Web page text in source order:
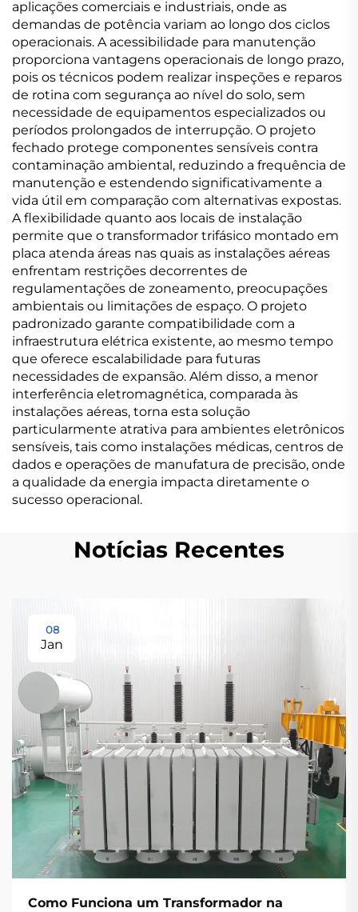
aplicações comerciais e industriais, onde as
demandas de potência variam ao longo dos ciclos
operacionais. A acessibilidade para manutenção
proporciona vantagens operacionais de longo prazo,
pois os técnicos podem realizar inspeções e reparos
de rotina com segurança ao nível do solo, sem
necessidade de equipamentos especializados ou
períodos prolongados de interrupção. O projeto
fechado protege componentes sensíveis contra
contaminação ambiental, reduzindo a frequência de
manutenção e estendendo significativamente a
vida útil em comparação com alternativas expostas.
A flexibilidade quanto aos locais de instalação
permite que o transformador trifásico montado em
placa atenda áreas nas quais as instalações aéreas
enfrentam restrições decorrentes de
regulamentações de zoneamento, preocupações
ambientais ou limitações de espaço. O projeto
padronizado garante compatibilidade com a
infraestrutura elétrica existente, ao mesmo tempo
que oferece escalabilidade para futuras
necessidades de expansão. Além disso, a menor
interferência eletromagnética, comparada às
instalações aéreas, torna esta solução
particularmente atrativa para ambientes eletrônicos
sensíveis, tais como instalações médicas, centros de
dados e operações de manufatura de precisão, onde
a qualidade da energia impacta diretamente o
sucesso operacional.
Notícias Recentes
08
Jan
Como Funciona um Transformador na